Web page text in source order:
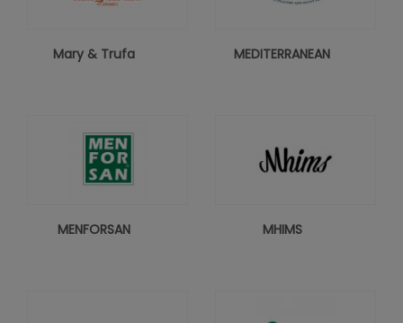
Mary & Trufa MEDITERRANEAN
MENFORSAN MHIMS